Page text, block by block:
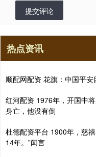
提交评论
热点资讯
顺配网配资 花旗：中国平安
红河配资 1976年，开国中
身亡，他没有倒
杜德配资平台 1900年，慈
14年。”闻言